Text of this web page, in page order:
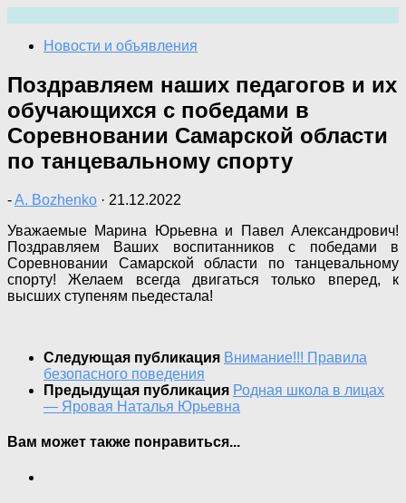
содержимому
Новости и объявления
Поздравляем наших педагогов и их
обучающихся с победами в
Соревновании Самарской области
по танцевальному спорту
-A. Bozhenko · 21.12.2022
Уважаемые Марина Юрьевна и Павел Александрович!
Поздравляем Ваших воспитанников с победами в
Соревновании Самарской области по танцевальному
спорту! Желаем всегда двигаться только вперед, к
высших ступеням пьедестала!
Следующая публикация Внимание!!! Правила
безопасного поведения
Предыдущая публикация Родная школа в лицах
— Яровая Наталья Юрьевна
Вам может также понравиться...